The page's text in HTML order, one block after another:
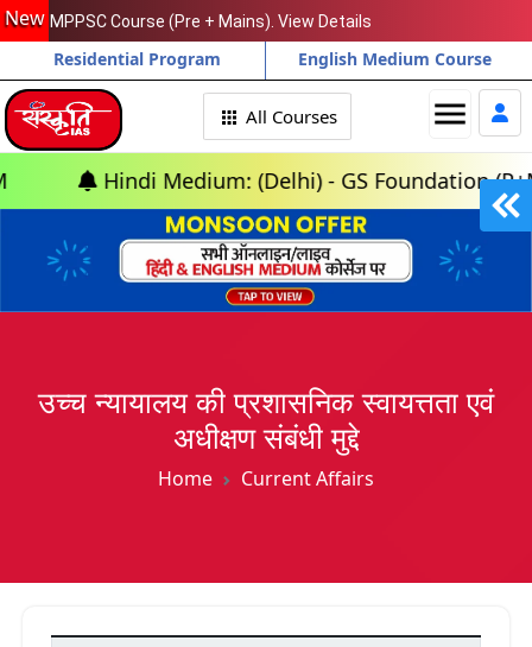
New MPPSC Course (Pre + Mains). View Details
Residential Program English Medium Course
menu
All Courses
Medium: (Delhi) - GS Foundation (P+M) : 10th
उच्च न्यायालय की प्रशासनिक स्वायत्तता एवं
अधीक्षण संबंधी मुद्दे
Home Current Affairs